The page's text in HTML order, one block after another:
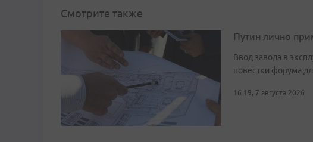
Смотрите также
Путин лично
Ввод завода в
повестки форума
16:19, 7 августа 2026